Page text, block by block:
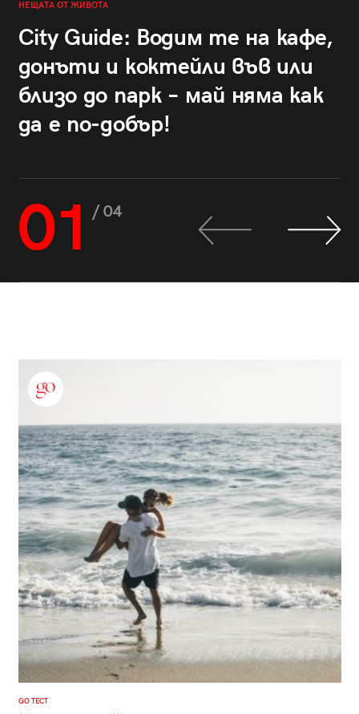
НЕЩАТА ОТ ЖИВОТА
City Guide: Водим те на кафе,
донъти и коктейли във или
близо до парк – май няма как
да е по-добър!
01 / 04
GO ТЕСТ